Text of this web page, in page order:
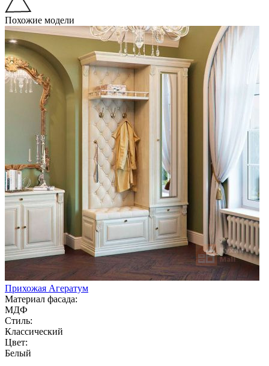
Похожие модели
Прихожая Агератум
Материал фасада:
МДФ
Стиль:
Классический
Цвет:
Белый